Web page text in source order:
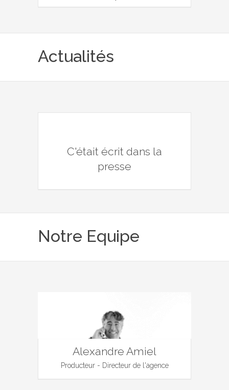
Actualités
C'était écrit dans la
presse
Notre Equipe
Alexandre Amiel
Producteur - Directeur de l'agence